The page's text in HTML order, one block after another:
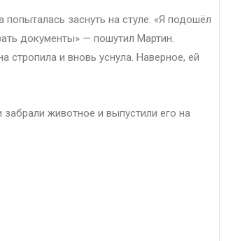
попыталась заснуть на стуле. «Я подошёл
документы» — пошутил Мартин.
стропила и вновь уснула. Наверное, ей
животное и выпустили его на